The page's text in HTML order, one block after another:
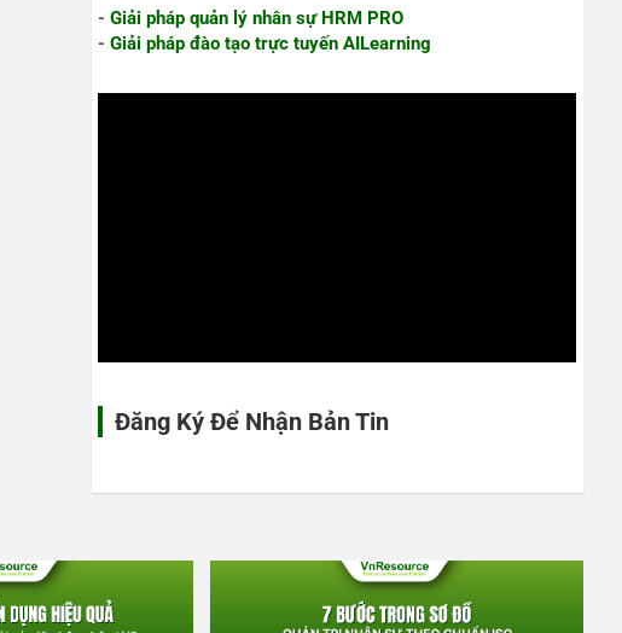
-Giải pháp quản lý nhân sự HRM PRO
-Giải pháp đào tạo trực tuyến AILearning
Đăng Ký Để Nhận Bản Tin